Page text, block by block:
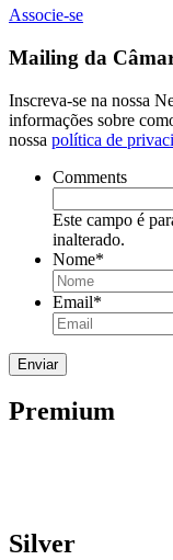
Associe-se
Mailing da
Inscreva-se na nossa
informações sobre
nossa política de
Comments
Este campo é
inalterado.
Nome*
Email*
Premium
Silver